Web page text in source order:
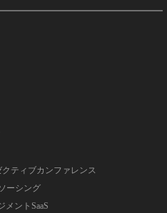
クティブカンファレンス
ーシング
メントSaaS